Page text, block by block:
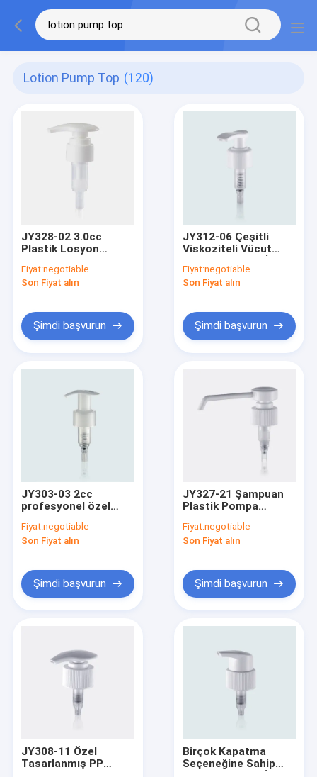
Lotion Pump Top (120)
JY328-02 3.0cc
Plastik Losyon
Losyon Şişesi Su
Dayanıklı
Fiyat:negotiable
Son Fiyat alın
Şimdi başvurun
JY312-06 Çeşitli
Viskoziteli Vücut
1.2cc Plastik Losyon
Pompası
Fiyat:negotiable
Son Fiyat alın
Şimdi başvurun
JY303-03 2cc
profesyonel özel
yukarı kilit
Fiyat:negotiable
Son Fiyat alın
Şimdi başvurun
JY327-21 Şampuan
Plastik Pompa
28/410 24/410
Plastik Losyon
Fiyat:negotiable
Son Fiyat alın
Şimdi başvurun
JY308-11 Özel
Tasarlanmış PP
Birçok Kapatma
Seçeneğine Sahip